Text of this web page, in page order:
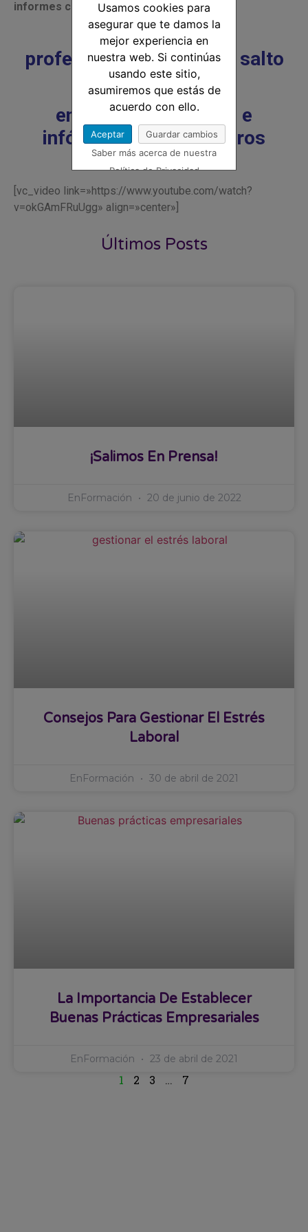
informes concluyentes, etc.
Si quieres ganar en
profesionalidad y dar un salto
en tu carrera,
entra en nuestra
e
infórmate sobre nuestros
cursos.
[vc_video link=»https://www.youtube.com/watch?
v=okGAmFRuUgg» align=»center»]
Últimos Posts
¡Salimos En Prensa!
EnFormación 20 de junio de 2022
Consejos Para Gestionar El Estrés
Laboral
EnFormación 30 de abril de 2021
La Importancia De Establecer
Buenas Prácticas Empresariales
EnFormación 23 de abril de 2021
1 2 3 … 7
Usamos cookies para
asegurar que te damos la
mejor experiencia en
nuestra web. Si continúas
usando este sitio,
asumiremos que estás de
acuerdo con ello.
Aceptar
Guardar cambios
Saber más acerca de nuestra
Política de Privacidad